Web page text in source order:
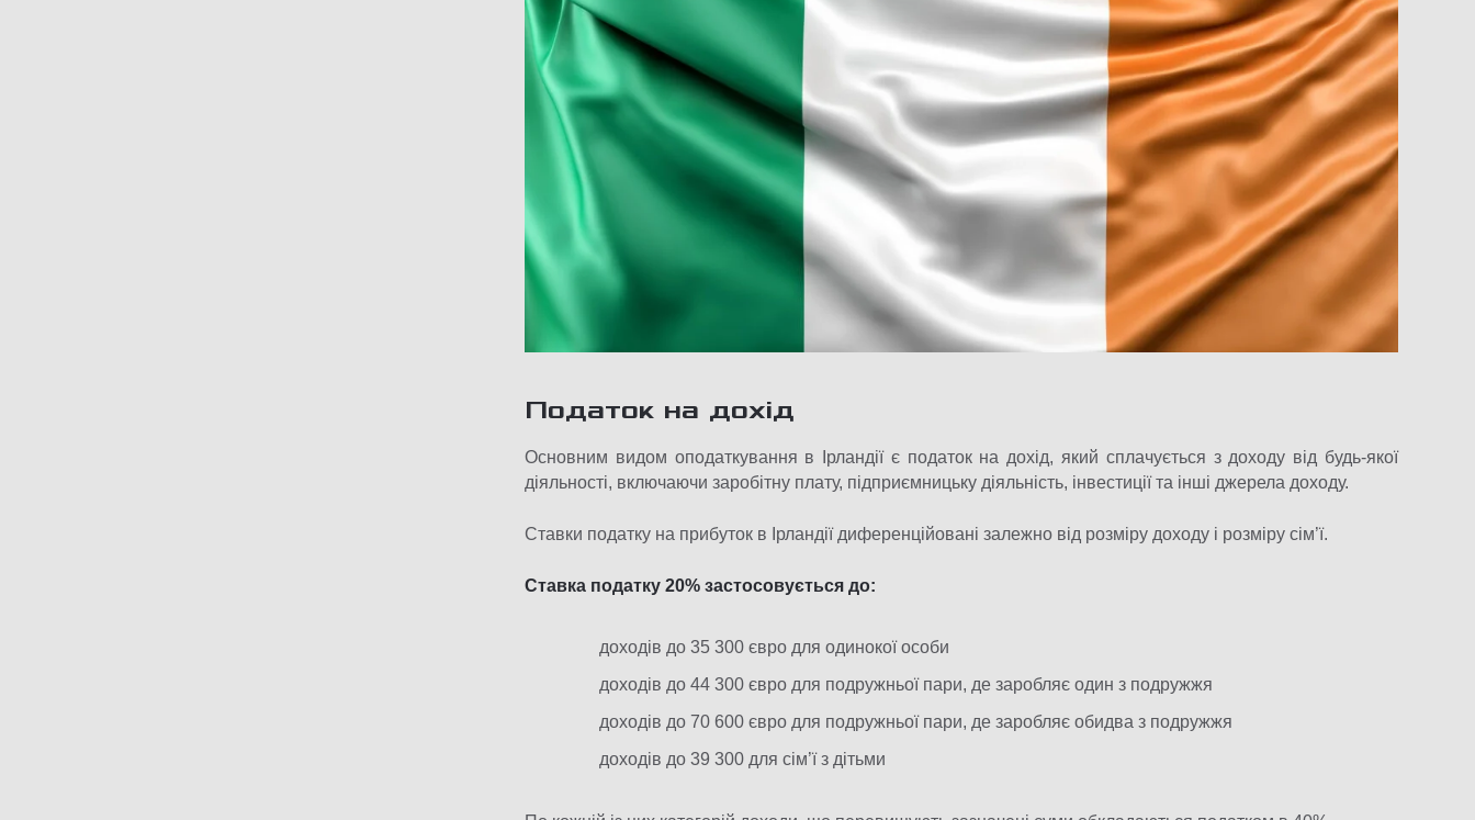
Податок на дохід
Основним видом оподаткування в Ірландії є податок на дохід, який сплачується з доходу від будь-якої
діяльності, включаючи заробітну плату, підприємницьку діяльність, інвестиції та інші джерела доходу.
Ставки податку на прибуток в Ірландії диференційовані залежно від розміру доходу і розміру сім’ї.
Ставка податку 20% застосовується до:
доходів до 35 300 євро для одинокої особи
доходів до 44 300 євро для подружньої пари, де заробляє один з подружжя
доходів до 70 600 євро для подружньої пари, де заробляє обидва з подружжя
доходів до 39 300 для сім’ї з дітьми